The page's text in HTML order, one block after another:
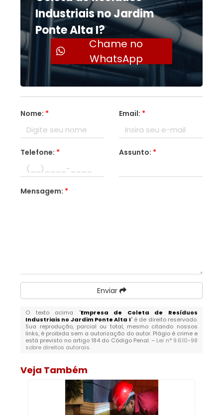
Industriais no Jardim
Ponte Alta I?
Chame no
WhatsApp
Nome: * Email: *
Telefone: * Assunto: *
Mensagem: *
Enviar
O texto acima "Empresa de Coleta de Resíduos
Industriais no Jardim Ponte Alta I" é de direito reservado.
Sua reprodução, parcial ou total, mesmo citando nossos
links, é proibida sem a autorização do autor. Plágio é crime e
está previsto no artigo 184 do Código Penal. – Lei n° 9.610-98
sobre direitos autorais.
Veja Também